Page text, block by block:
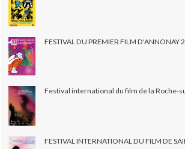
FESTIVAL DU PREMIER FILM D'ANNONAY
Festival international du film de la Roche-
FESTIVAL INTERNATIONAL DU FILM DE